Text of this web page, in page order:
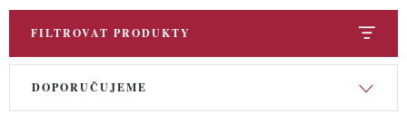
DO KUCHYNĚ
POCHUTINY
FILTROVAT PRODUKTY
V
Ř DOPORUČUJEME